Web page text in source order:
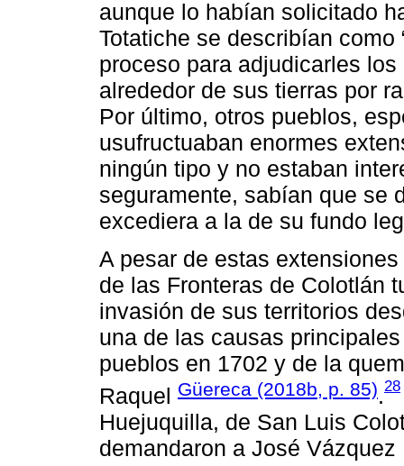
aunque lo habían solicitado
Totatiche se describían como
proceso para adjudicarles
alrededor de sus tierras por
Por último, otros pueblos,
usufructuaban enormes
ningún tipo y no estaban
seguramente, sabían que se
excediera a la de su fundo
A pesar de estas
de las Fronteras de Colotlán
invasión de sus territorios
una de las causas
pueblos en 1702 y de la
Raquel Güereca (2018b, p. 85).28
Huejuquilla, de San Luis
demandaron a José